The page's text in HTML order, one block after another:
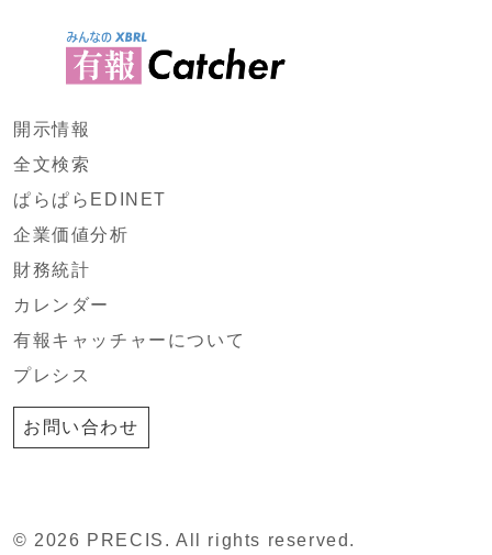
開示情報
全文検索
ぱらぱらEDINET
企業価値分析
財務統計
カレンダー
有報キャッチャーについて
プレシス
お問い合わせ
© 2026 PRECIS. All rights reserved.